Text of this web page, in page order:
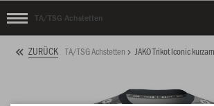
TA/TSG Achstetten
ZURÜCK TA/TSG Achstetten JAKO Trikot Iconic